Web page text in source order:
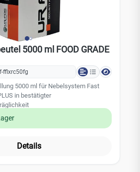
5000 ml FOOD GRADE
fflxrc50fg
5000 ml für Nebelsystem Fast
in bestätigter
Details